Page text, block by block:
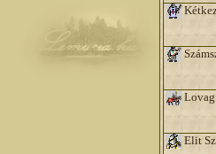
Lovag
Elit